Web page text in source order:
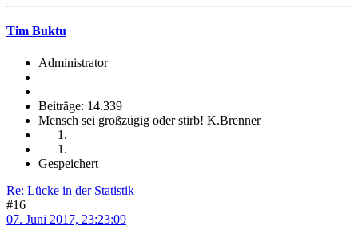
Tim Buktu
Administrator
Beiträge: 14.339
Mensch sei großzügig oder stirb! K.Brenner
Gespeichert
Re: Lücke in der Statistik
#16
07. Juni 2017, 23:23:09